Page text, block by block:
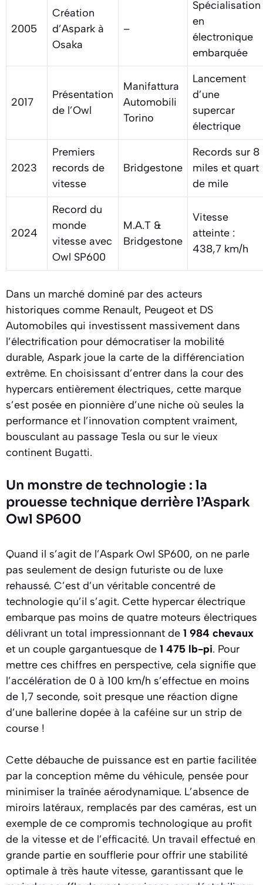
2005
Création
d’Aspark à
Osaka
–
Spécialisation
en
électronique
embarquée
2017
Présentation
de l’Owl
Manifattura
Automobili
Torino
Lancement
d’une
supercar
électrique
2023
Premiers
records de
vitesse
Bridgestone
Records sur 8
miles et quart
de mile
2024
Record du
monde
vitesse avec
Owl SP600
M.A.T &
Bridgestone
Vitesse
atteinte :
438,7 km/h
Dans un marché dominé par des acteurs
historiques comme Renault, Peugeot et DS
Automobiles qui investissent massivement dans
l’électrification pour démocratiser la mobilité
durable, Aspark joue la carte de la différenciation
extrême. En choisissant d’entrer dans la cour des
hypercars entièrement électriques, cette marque
s’est posée en pionnière d’une niche où seules la
performance et l’innovation comptent vraiment,
bousculant au passage Tesla ou sur le vieux
continent Bugatti.
Un monstre de technologie : la
prouesse technique derrière l’Aspark
Owl SP600
Quand il s’agit de l’Aspark Owl SP600, on ne parle
pas seulement de design futuriste ou de luxe
rehaussé. C’est d’un véritable concentré de
technologie qu’il s’agit. Cette hypercar électrique
embarque pas moins de quatre moteurs électriques
délivrant un total impressionnant de 1 984 chevaux
et un couple gargantuesque de 1 475 lb-pi. Pour
mettre ces chiffres en perspective, cela signifie que
l’accélération de 0 à 100 km/h s’effectue en moins
de 1,7 seconde, soit presque une réaction digne
d’une ballerine dopée à la caféine sur un strip de
course !
Cette débauche de puissance est en partie facilitée
par la conception même du véhicule, pensée pour
minimiser la traînée aérodynamique. L’absence de
miroirs latéraux, remplacés par des caméras, est un
exemple de ce compromis technologique au profit
de la vitesse et de l’efficacité. Un travail effectué en
grande partie en soufflerie pour offrir une stabilité
optimale à très haute vitesse, garantissant que le